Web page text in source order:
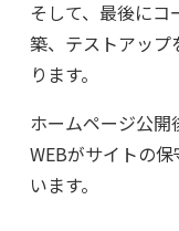
そして、最後に
築、テストアップ
ります。
ホームページ公開
WEBがサイトの
います。